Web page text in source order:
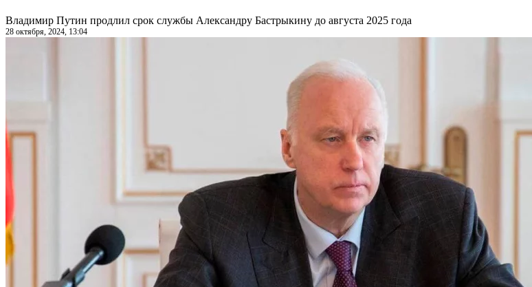
Владимир Путин продлил срок службы Александру Бастрыкину до августа 2025 года
28 октября, 2024, 13:04